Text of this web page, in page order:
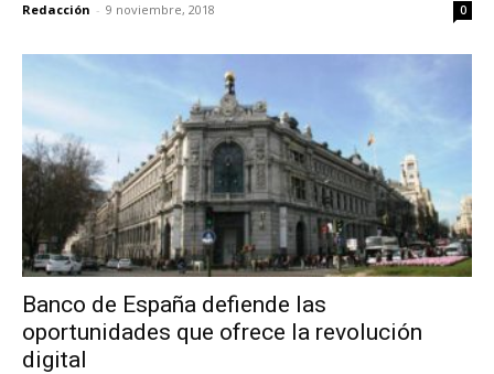
Redacción - 9 noviembre, 2018 0
Banco de España defiende las
oportunidades que ofrece la revolución
digital